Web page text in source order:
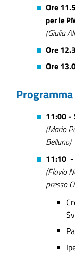
Ore
per le
(Giulia
Ore
Ore
11:00
(Mario
Belluno)
11:10 -
(Flavio
presso